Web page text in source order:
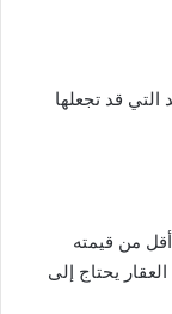
التي قد تجعلها
من قيمته
يحتاج إلى